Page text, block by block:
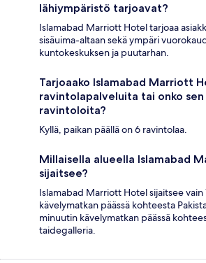
lähiympäristö tarjoavat?
Islamabad Marriott Hotel tarjoaa
sisäuima-altaan sekä ympäri
kuntokeskuksen ja puutarhan.
Tarjoaako Islamabad Marriott
ravintolapalveluita tai onko sen
ravintoloita?
Kyllä, paikan päällä on 6 ravintolaa.
Millaisella alueella Islamabad
sijaitsee?
Islamabad Marriott Hotel sijaitsee vain
kävelymatkan päässä kohteesta
minuutin kävelymatkan päässä
taidegalleria.